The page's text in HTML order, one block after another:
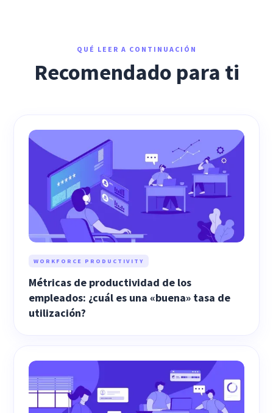
QUÉ LEER A CONTINUACIÓN
Recomendado para ti
WORKFORCE PRODUCTIVITY
Métricas de productividad de los
empleados: ¿cuál es una «buena» tasa de
utilización?